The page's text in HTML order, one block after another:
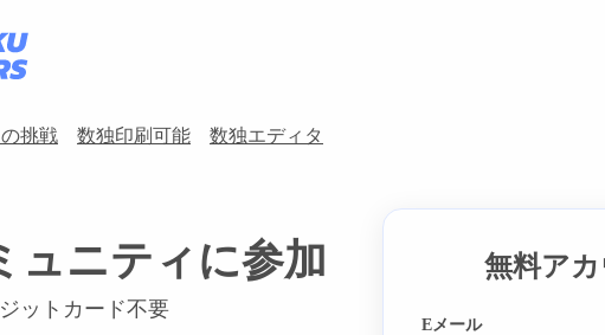
挑戦 数独印刷可能 数独エディタ
ュニティに参加
ットカード不要
無料ア
Eメール